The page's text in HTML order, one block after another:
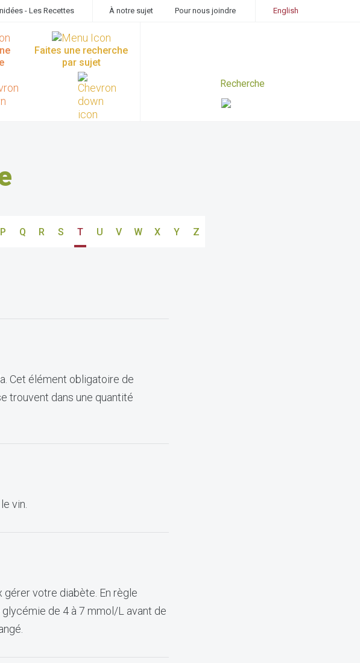
- Les Recettes À notre sujet Pour nous joindre English
Faites une recherche
par sujet
P Q R S T U V W X Y Z
Cet élément obligatoire de
trouvent dans une quantité
vin.
gérer votre diabète. En règle
de 4 à 7 mmol/L avant de